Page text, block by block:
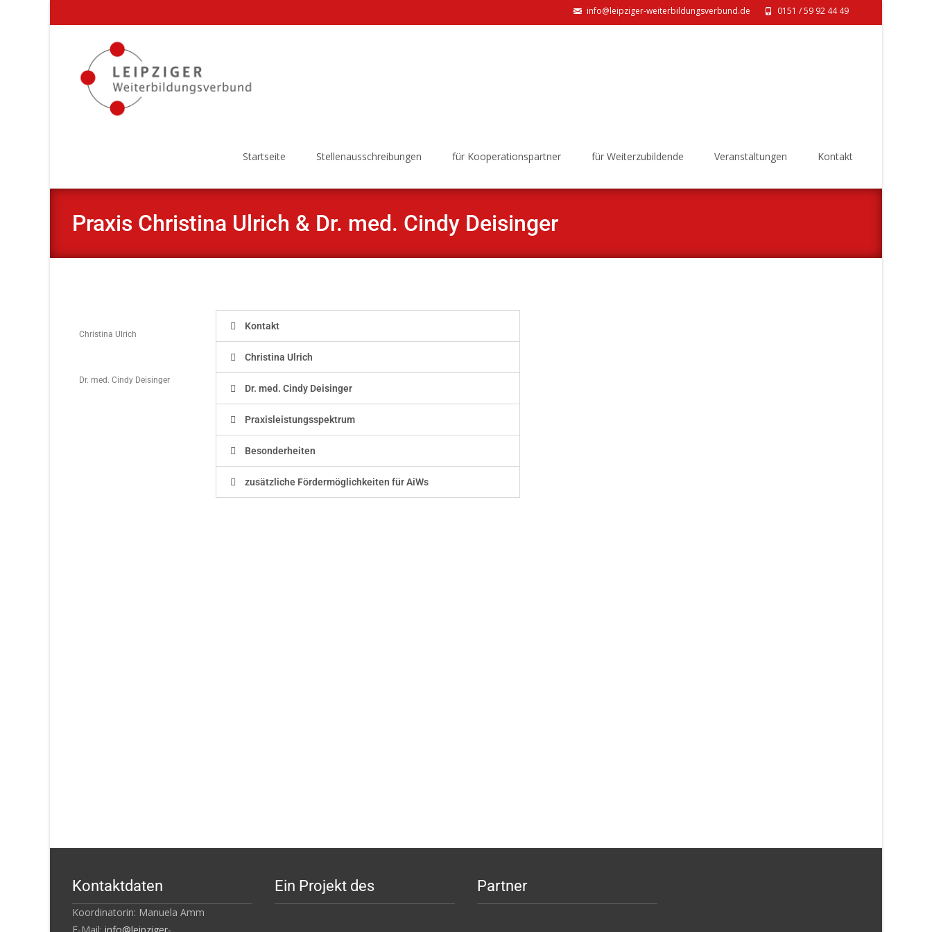
0151 / 59 92 44 49‬
info@leipziger-weiterbildungsverbund.de
Startseite Stellenausschreibungen für Kooperationspartner für Weiterzubildende Veranstaltungen Kontakt
Praxis Christina Ulrich & Dr. med. Cindy Deisinger
Christina Ulrich
Dr. med. Cindy Deisinger
Kontakt
Christina Ulrich
Dr. med. Cindy Deisinger
Praxisleistungsspektrum
Besonderheiten
zusätzliche Fördermöglichkeiten für AiWs
Kontaktdaten
Koordinatorin: Manuela Amm
Ein Projekt des Partner